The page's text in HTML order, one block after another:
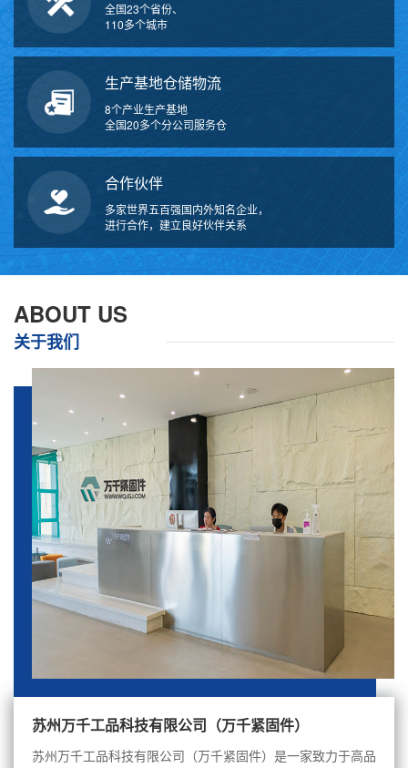
全国23个省份、
110多个城市
生产基地仓储物流
8个产业生产基地
全国20多个分公司服务仓
合作伙伴
多家世界五百强国内外知名企业，
进行合作，建立良好伙伴关系
ABOUT US
关于我们
苏州万千工品科技有限公司（万千紧固件）
苏州万千工品科技有限公司（万千紧固件）是一家致力于高品
品